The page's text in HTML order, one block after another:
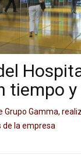
tiempo
Grupo Gamma,
de la empresa